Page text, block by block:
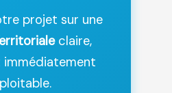
projet sur une
claire,